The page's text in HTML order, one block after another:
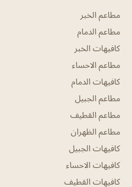
مطاعم الخبر
مطاعم الدمام
كافيهات الخبر
مطاعم الاحساء
كافيهات الدمام
مطاعم الجبيل
مطاعم القطيف
مطاعم الظهران
كافيهات الجبيل
كافيهات الاحساء
كافيهات القطيف